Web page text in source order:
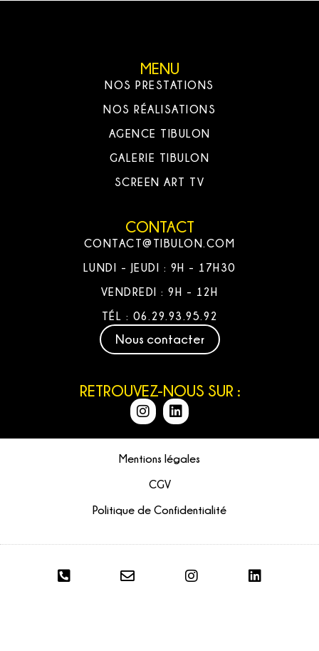
MENU
NOS PRESTATIONS
NOS RÉALISATIONS
AGENCE TIBULON
GALERIE TIBULON
SCREEN ART TV
CONTACT
CONTACT@TIBULON.COM
LUNDI - JEUDI : 9H - 17H30
VENDREDI : 9H - 12H
TÉL : 06.29.93.95.92
Nous contacter
RETROUVEZ-NOUS SUR :
Mentions légales
CGV
Politique de Confidentialité